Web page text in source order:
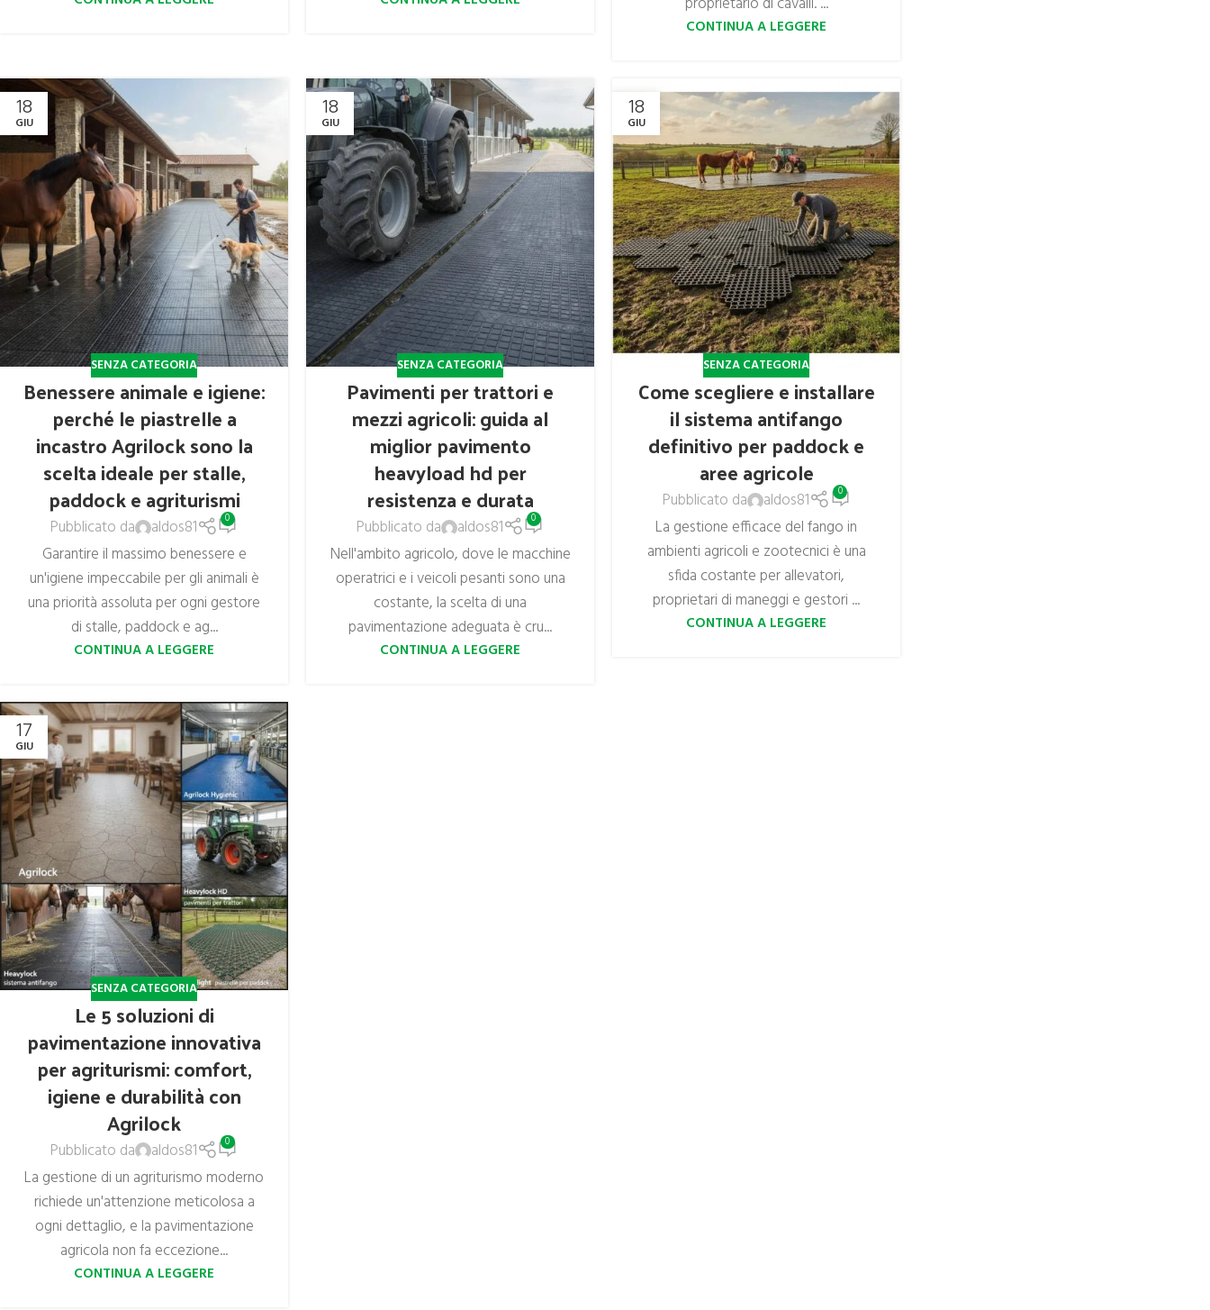
CONTINUA A LEGGERE
18
GIU
SENZA CATEGORIA
Benessere animale e igiene:
perché le piastrelle a
incastro Agrilock sono la
scelta ideale per stalle,
paddock e agriturismi
Pubblicato da aldos81 0
Garantire il massimo benessere e
un'igiene impeccabile per gli animali è
una priorità assoluta per ogni gestore
di stalle, paddock e ag...
CONTINUA A LEGGERE
18
GIU
SENZA CATEGORIA
Pavimenti per trattori e
mezzi agricoli: guida al
miglior pavimento
heavyload hd per
resistenza e durata
Pubblicato da aldos81 0
Nell'ambito agricolo, dove le macchine
operatrici e i veicoli pesanti sono una
costante, la scelta di una
pavimentazione adeguata è cru...
CONTINUA A LEGGERE
18
GIU
SENZA CATEGORIA
Come scegliere e installare
il sistema antifango
definitivo per paddock e
aree agricole
Pubblicato da aldos81 0
La gestione efficace del fango in
ambienti agricoli e zootecnici è una
sfida costante per allevatori,
proprietari di maneggi e gestori ...
CONTINUA A LEGGERE
17
GIU
SENZA CATEGORIA
Le 5 soluzioni di
pavimentazione innovativa
per agriturismi: comfort,
igiene e durabilità con
Agrilock
Pubblicato da aldos81 0
La gestione di un agriturismo moderno
richiede un'attenzione meticolosa a
ogni dettaglio, e la pavimentazione
agricola non fa eccezione...
CONTINUA A LEGGERE